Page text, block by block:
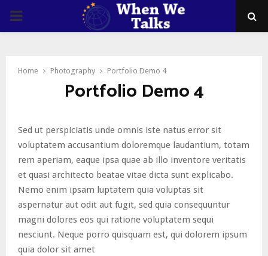
PRIMARY
Home Photography Portfolio Demo 4
Portfolio Demo 4
Sed ut perspiciatis unde omnis iste natus error sit
voluptatem accusantium doloremque laudantium, totam
rem aperiam, eaque ipsa quae ab illo inventore veritatis
et quasi architecto beatae vitae dicta sunt explicabo.
Nemo enim ipsam luptatem quia voluptas sit
aspernatur aut odit aut fugit, sed quia consequuntur
magni dolores eos qui ratione voluptatem sequi
nesciunt. Neque porro quisquam est, qui dolorem ipsum
quia dolor sit amet